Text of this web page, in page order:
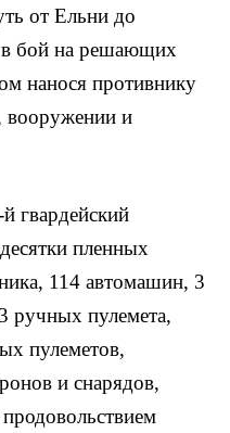
от Ельни до
в бой на решающих
нанося противнику
вооружении и
гвардейский
пленных
114 автомашин, 3
ручных пулемета,
пулеметов,
и снарядов,